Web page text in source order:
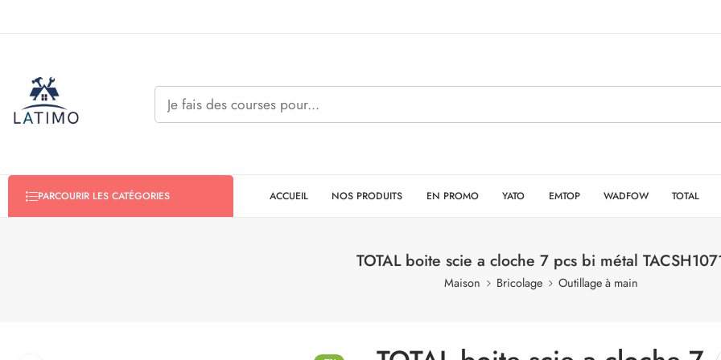
PARCOURIR LES CATÉGORIES ACCUEIL NOS PRODUITS EN PROMO YATO EMTOP WADFOW TOTAL
TOTAL boite scie a cloche 7 pcs bi métal
Maison Bricolage Outillage à main